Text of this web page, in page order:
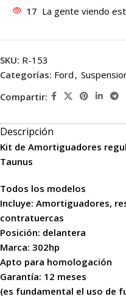
17 La gente viendo
SKU: R-153
Categorías: Ford ,
Compartir:
Descripción
Kit de Amortiguadores
Taunus
Todos los modelos
Incluye: Amortiguadores,
contratuercas
Posición: delantera
Marca: 302hp
Apto para homologación
Garantía: 12 meses
(es fundamental el uso de